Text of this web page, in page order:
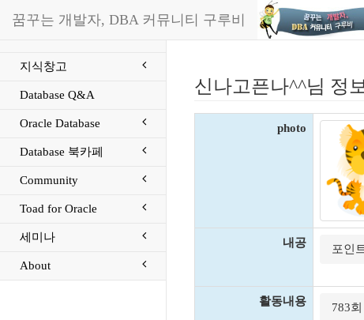
꿈꾸는 개발자, DBA 커뮤니티 구루비
지식창고
Database Q&A
Oracle Database
Database 북카페
Community
Toad for Oracle
세미나
About
신나고픈나^^님 정보
photo
내공 포인
활동내용 783